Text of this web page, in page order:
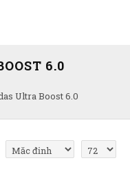
Ultra Boost 6.0
6.0